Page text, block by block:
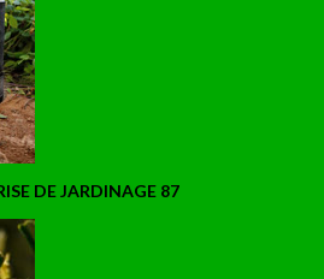
DE JARDINAGE 87